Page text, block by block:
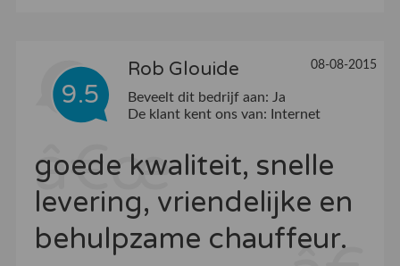
9.5
Rob Glouide 08-08-2015
Beveelt dit bedrijf aan: Ja
De klant kent ons van:
Internet
goede kwaliteit, snelle
levering, vriendelijke en
behulpzame chauffeur.